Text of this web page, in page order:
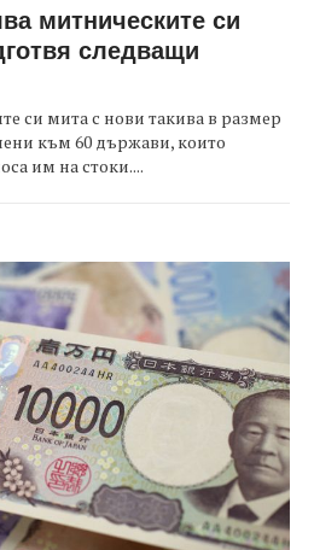
митническите си
следващи
си мита с нови такива в размер
към 60 държави, които
им на стоки....